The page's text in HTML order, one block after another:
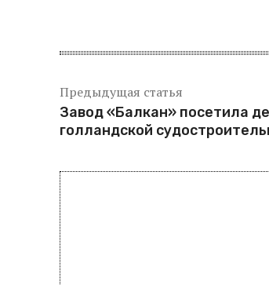
Предыдущая статья
Завод «Балкан» посетила
голландской